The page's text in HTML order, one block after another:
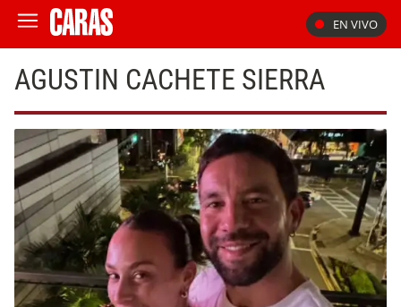
EN VIVO
AGUSTIN CACHETE SIERRA